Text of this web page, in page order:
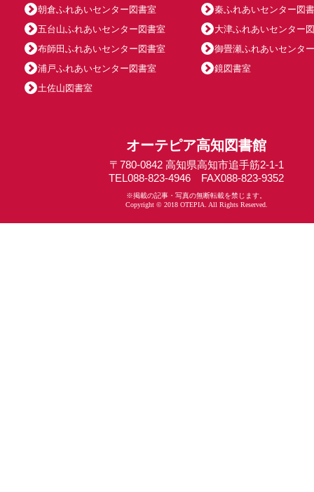
朝倉ふれあいセンター図書室
秦ふれあいセンター図
五台山ふれあいセンター図書室
大津ふれあいセンター
布師田ふれあいセンター図書室
御畳瀬ふれあいセンタ
浦戸ふれあいセンター図書室
鏡図書室
土佐山図書室
オーテピア高知図書館
〒780-0842 高知県高知市追手筋2-1-1
TEL088-823-4946 FAX088-823-9352
※掲載の記事・写真の無断転載を禁じます。
Copyright © 2018 OTEPIA. All Rights Reserved.